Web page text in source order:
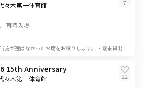
々木第一体育館 7
同時入場
・アプグレまたはFC1次、当方が選ばなかったお席をお譲りします。 ・端末貸出、同時入場のお譲り予定です。 ※ゲート分けの状況によりログインや端末貸出(身分証交...
15th Anniversary
々木第一体育館 22